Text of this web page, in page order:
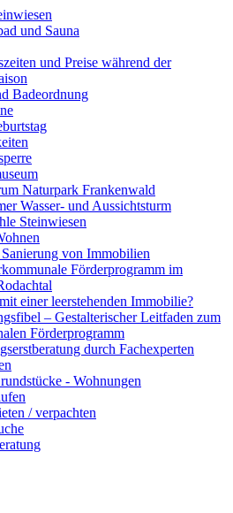
und Sauna
und Preise während der
Badeordnung
Naturpark Frankenwald
Wasser- und Aussichtsturm
Steinwiesen
von Immobilien
Förderprogramm im
einer leerstehenden Immobilie?
– Gestalterischer Leitfaden zum
Förderprogramm
durch Fachexperten
- Wohnungen
/ verpachten